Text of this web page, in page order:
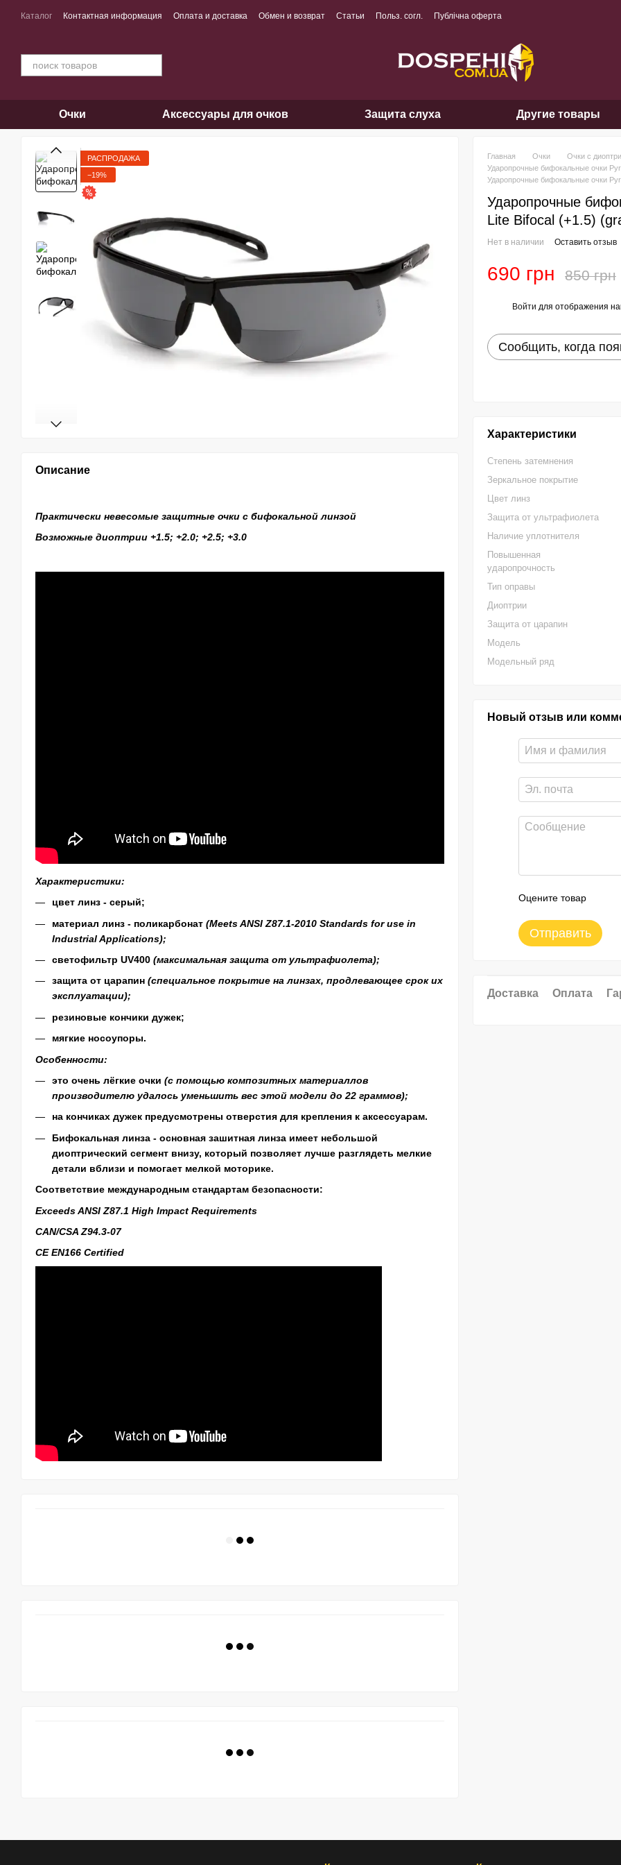
Перейти к основному контенту
Каталог Контактная информация Оплата и доставка Обмен и возврат Статьи Польз. согл. Публічна оферта
Очки Аксессуары для очков Защита слуха Другие товары
РАСПРОДАЖА
−19%
Описание
Практически невесомые защитные очки с бифокальной линзой
Возможные диоптрии +1.5; +2.0; +2.5; +3.0
Характеристики:
цвет линз - серый;
материал линз - поликарбонат (Meets ANSI Z87.1-2010 Standards for use in
Industrial Applications);
светофильтр UV400 (максимальная защита от ультрафиолета);
защита от царапин (специальное покрытие на линзах, продлевающее срок их
эксплуатации);
резиновые кончики дужек;
мягкие носоупоры.
Особенности:
это очень лёгкие очки (с помощью композитных материаллов
производителю удалось уменьшить вес этой модели до 22 граммов);
на кончиках дужек предусмотрены отверстия для крепления к аксессуарам.
Бифокальная линза - основная зашитная линза имеет небольшой
диоптрический сегмент внизу, который позволяет лучше разглядеть мелкие
детали вблизи и помогает мелкой моторике.
Соответствие международным стандартам безопасности:
Exceeds ANSI Z87.1 High Impact Requirements
CAN/CSA Z94.3-07
CE EN166 Certified
Главная Очки Очки с
Ударопрочные бифокальные очки
Ударопрочные бифокальные очки
Ударопрочные
Lite Bifocal (+1.5)
Нет в наличии Оставить отзыв
690 грн 850 грн
Войти для отображения
Сообщить, когда
Характеристики
Степень затемнения
Зеркальное покрытие
Цвет линз
Защита от ультрафиолета
Наличие уплотнителя
Повышенная
ударопрочность
Тип оправы
Диоптрии
Защита от царапин
Модель
Модельный ряд
Новый отзыв или
Оцените товар
Отправить
Доставка Оплата